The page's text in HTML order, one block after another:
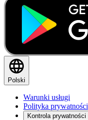
Polski
Warunki usługi
Polityka prywatności
Kontrola prywatności